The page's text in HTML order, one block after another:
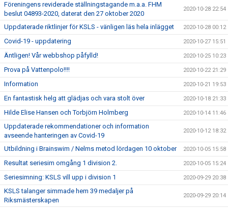
Föreningens reviderade ställningstagande m.a.a. FHM
beslut 04893-2020, daterat den 27 oktober 2020
2020-10-28 22:54
Uppdaterade riktlinjer för KSLS - vänligen läs hela inlägget 2020-10-28 00:12
Covid-19 - uppdatering 2020-10-27 15:51
Äntligen! Vår webbshop påfylld! 2020-10-25 10:23
Prova på Vattenpolo!!!! 2020-10-22 21:29
Information 2020-10-21 19:53
En fantastisk helg att glädjas och vara stolt över 2020-10-18 21:33
Hilde Elise Hansen och Torbjörn Holmberg 2020-10-14 11:46
Uppdaterade rekommendationer och information
avseende hanteringen av Covid-19
2020-10-12 18:32
Utbildning i Brainswim / Nelms metod lördagen 10 oktober 2020-10-05 15:58
Resultat seriesim omgång 1 division 2. 2020-10-05 15:24
Seriesimning: KSLS vill upp i division 1 2020-09-29 20:38
KSLS talanger simmade hem 39 medaljer på
Riksmästerskapen
2020-09-29 20:14